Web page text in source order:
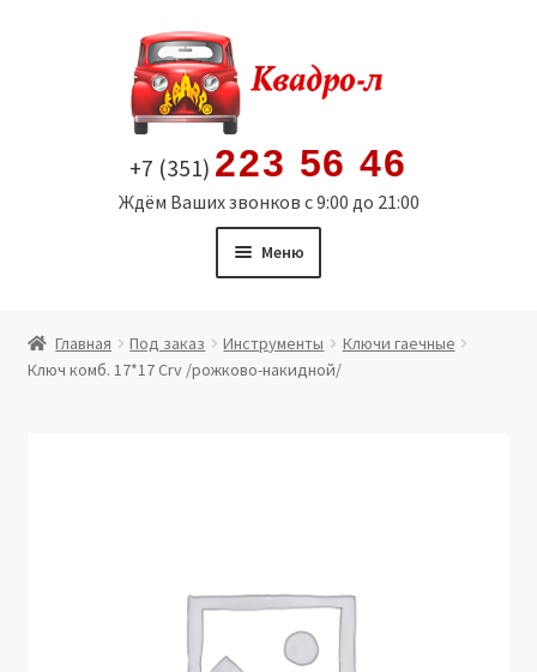
содержимому
+7 (351) 223 56 46
Ждём Ваших звонков с 9:00 до 21:00
Меню
Витрина
Юридические данные
Главная Под заказ Инструменты
Ключи гаечные
Ключ комб. 17*17 Crv /рожково-накидной/